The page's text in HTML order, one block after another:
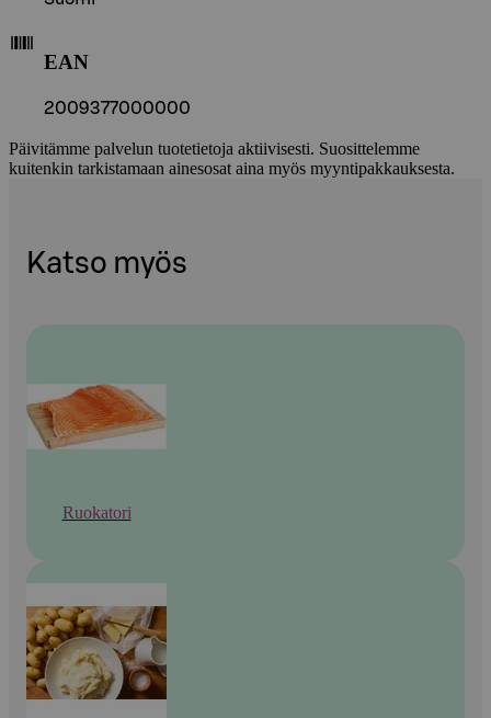
EAN
2009377000000
Päivitämme palvelun tuotetietoja aktiivisesti. Suosittelemme
kuitenkin tarkistamaan ainesosat aina myös myyntipakkauksesta.
Katso myös
Ruokatori